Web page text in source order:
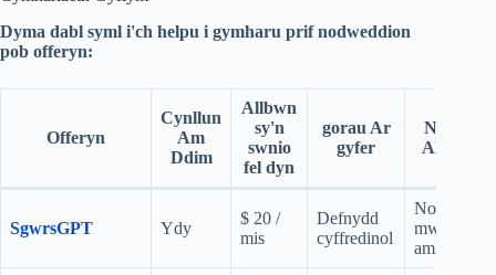
Dyma dabl syml i'ch helpu i gymharu prif nodweddion
pob offeryn:
Offeryn
Cynllun
Am
Ddim
Allbwn
sy'n
swnio
fel dyn
gorau Ar
gyfer
Nodwedd
SgwrsGPT Ydy
$ 20 /
mis
Defnydd
cyffredinol
mwyaf
amlbwrpas